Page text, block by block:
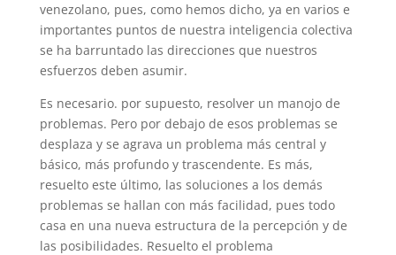
venezolano, pues, como hemos dicho, ya en varios e
importantes puntos de nuestra inteligencia colectiva
se ha barruntado las direcciones que nuestros
esfuerzos deben asumir.
Es necesario. por supuesto, resolver un manojo de
problemas. Pero por debajo de esos problemas se
desplaza y se agrava un problema más central y
básico, más profundo y trascendente. Es más,
resuelto este último, las soluciones a los demás
problemas se hallan con más facilidad, pues todo
casa en una nueva estructura de la percepción y de
las posibilidades. Resuelto el problema